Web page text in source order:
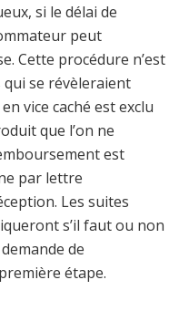
si le délai de
peut
Cette procédure n’est
qui se révèleraient
vice caché est exclu
que l’on ne
est
par lettre
Les suites
s’il faut ou non
de
étape.